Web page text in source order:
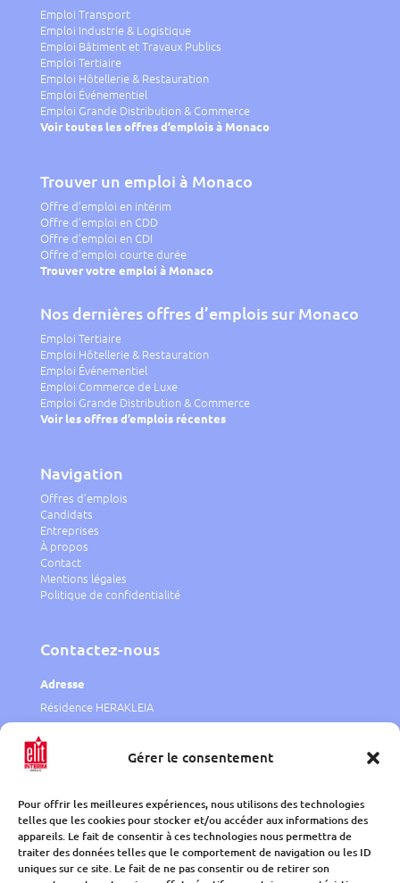
Gérer le consentement
Pour offrir les meilleures expériences, nous utilisons des technologies
telles que les cookies pour stocker et/ou accéder aux informations des
appareils. Le fait de consentir à ces technologies nous permettra de
traiter des données telles que le comportement de navigation ou les ID
uniques sur ce site. Le fait de ne pas consentir ou de retirer son
Emploi Transport
Emploi Industrie & Logistique
Emploi Bâtiment et Travaux Publics
Emploi Tertiaire
Emploi Hôtellerie & Restauration
Emploi Événementiel
Emploi Grande Distribution & Commerce
Voir toutes les offres d’emplois à Monaco
Trouver un emploi à Monaco
Offre d’emploi en intérim
Offre d’emploi en CDD
Offre d’emploi en CDI
Offre d’emploi courte durée
Trouver votre emploi à Monaco
Nos dernières offres d’emplois sur Monaco
Emploi Tertiaire
Emploi Hôtellerie & Restauration
Emploi Événementiel
Emploi Commerce de Luxe
Emploi Grande Distribution & Commerce
Voir les offres d’emplois récentes
Navigation
Offres d’emplois
Candidats
Entreprises
À propos
Contact
Mentions légales
Politique de confidentialité
Contactez-nous
Adresse
Résidence HERAKLEIA
98000 Monaco
00 377 97 97 10 80